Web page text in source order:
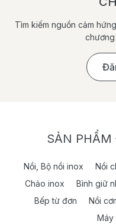
Tìm kiếm nguồn cảm
chương
SẢN PHẨM
Nồi, Bộ nồi inox Nồi
Chảo inox
Bình giữ
Bếp từ đơn
Nồi
Máy